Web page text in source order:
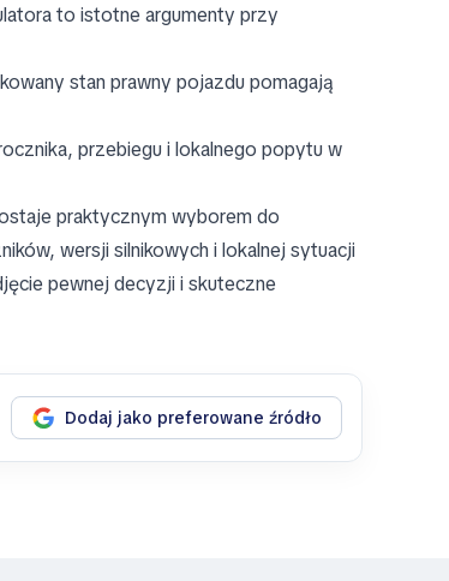
to istotne argumenty przy
stan prawny pojazdu pomagają
przebiegu i lokalnego popytu w
praktycznym wyborem do
wersji silnikowych i lokalnej sytuacji
pewnej decyzji i skuteczne
Dodaj jako preferowane źródło